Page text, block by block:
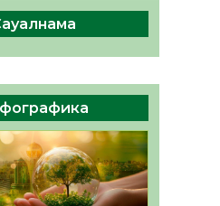
облыс
болып
37 0